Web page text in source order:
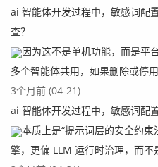
ai 智能体开发过程中，敏感词配
查？
因为这不是单机功能，而是平
多个智能体共用，如果删除或停
3个月前 (04-21)
ai 智能体开发过程中，敏感词配
本质上是“提示词层的安全约
擎，更偏 LLM 运行时治理，而不